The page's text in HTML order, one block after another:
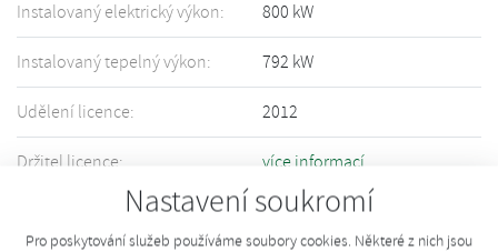
Nastavení soukromí
Pro poskytování služeb používáme soubory cookies. Některé z nich jsou
Instalovaný elektrický výkon: 800 kW
Instalovaný tepelný výkon: 792 kW
Udělení licence: 2012
Držitel licence: více informací
Informace o Vašem zařízení nejsou přesné či úplné? Upravte informace
pomocí tohotoformuláře